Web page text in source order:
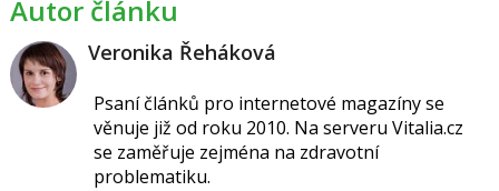
Autor článku
Veronika Řeháková
Psaní článků pro internetové magazíny se
věnuje již od roku 2010. Na serveru Vitalia.cz
se zaměřuje zejména na zdravotní
problematiku.